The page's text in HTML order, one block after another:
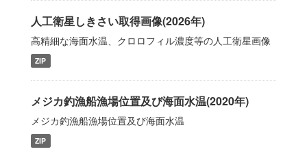
人工衛星しきさい取得画像(2026年)
高精細な海面水温、クロロフィル濃度等の人工衛星画像
ZIP
メジカ釣漁船漁場位置及び海面水温(2020年)
メジカ釣漁船漁場位置及び海面水温
ZIP